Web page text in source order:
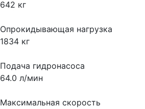
642 кг
Опрокидывающая нагрузка
1834 кг
Подача гидронасоса
64.0 л/мин
Максимальная скорость